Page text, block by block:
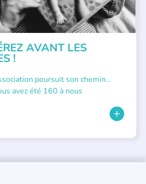
AVANT LES
!
poursuit son chemin…
avez été 160 à nous